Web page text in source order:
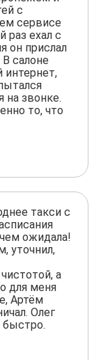
с
сервисе
раз ехал с
он прислал
салоне
интернет,
на звонке.
то, что
такси с
ожидала!
уточнил,
а
для меня
Артём
Олег
быстро.